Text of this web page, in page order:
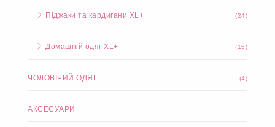
Піджаки та кардигани XL+ (24)
Домашній одяг XL+ (15)
ЧОЛОВІЧИЙ ОДЯГ (4)
АКСЕСУАРИ